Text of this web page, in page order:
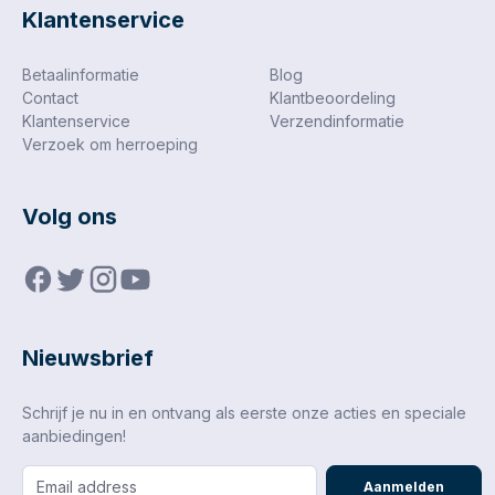
Klantenservice
Betaalinformatie
Blog
Contact
Klantbeoordeling
Klantenservice
Verzendinformatie
Verzoek om herroeping
Volg ons
Nieuwsbrief
Schrijf je nu in en ontvang als eerste onze acties en speciale
aanbiedingen!
Aanmelden